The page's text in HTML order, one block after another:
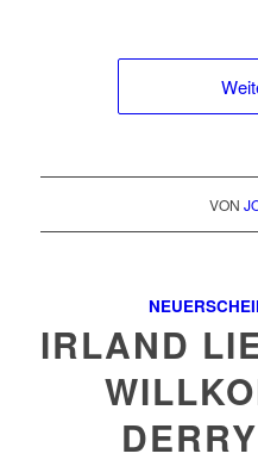
VON
IRLAND